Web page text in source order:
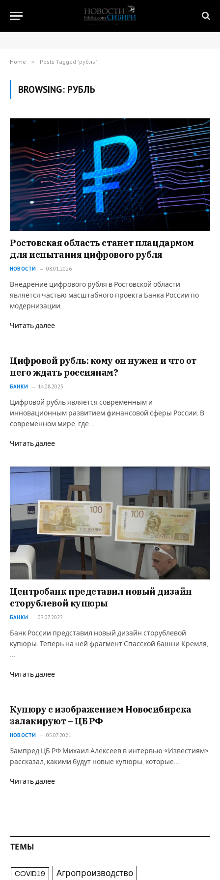
Home » Posts Tagged "рубль"
BROWSING: РУБЛЬ
Ростовская область станет плацдармом
для испытания цифрового рубля
НОВОСТИ 08.01.2026
Внедрение цифрового рубля в Ростовской области
является частью масштабного проекта Банка России по
модернизации…
Читать далее
Цифровой рубль: кому он нужен и что от
него ждать россиянам?
БАНКИ 14.08.2023
Цифровой рубль является современным и
инновационным развитием финансовой сферы России. В
современном мире, где…
Читать далее
Центробанк представил новый дизайн
сторублевой купюры
БАНКИ 02.07.2022
Банк России представил новый дизайн сторублевой
купюры. Теперь на ней фрагмент Спасской башни Кремля,
Читать далее
Купюру с изображением Новосибирска
залакируют – ЦБ РФ
НОВОСТИ 05.07.2021
Зампред ЦБ РФ Михаил Алексеев в интервью «Известиям»
рассказал, какими будут новые купюры, которые…
Читать далее
ТЕМЫ
COVID19 Агропроизводство